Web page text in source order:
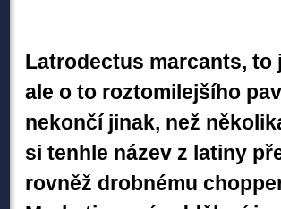
Latrodectus marcants, to
ale o to roztomilejšího
nekončí jinak, než
si tenhle název z latiny
rovněž drobnému